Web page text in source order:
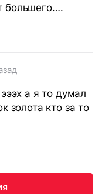
большего….
а я то думал
золота кто за то